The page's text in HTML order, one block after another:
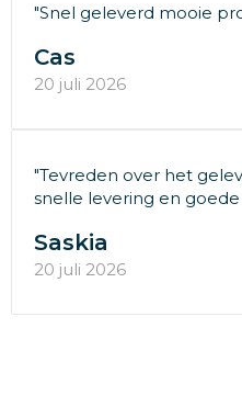
"Snel geleverd mooie
Cas
20 juli 2026
"Tevreden over het
snelle levering en
Saskia
20 juli 2026